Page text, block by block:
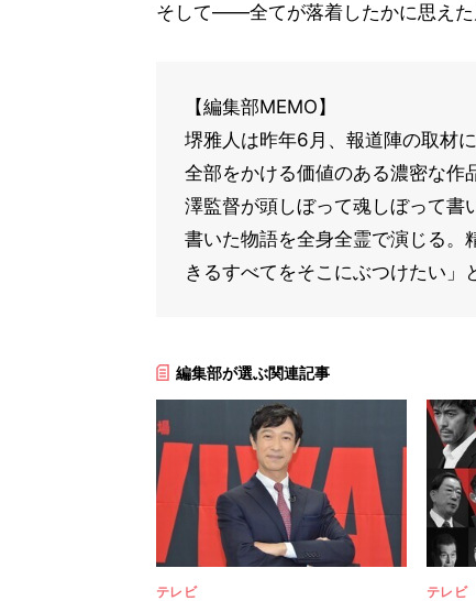
そして――全てが落着したかに思え
【編集部MEMO】
堺雅人は昨年6月、報道陣の取材
全部をかける価値のある濃密な作
澤監督が頭しぼって魂しぼって書
書いた物語を全身全霊で演じる。
きるすべてをそこにぶつけたい」
編集部が選ぶ関連記事
テレビ テレビ